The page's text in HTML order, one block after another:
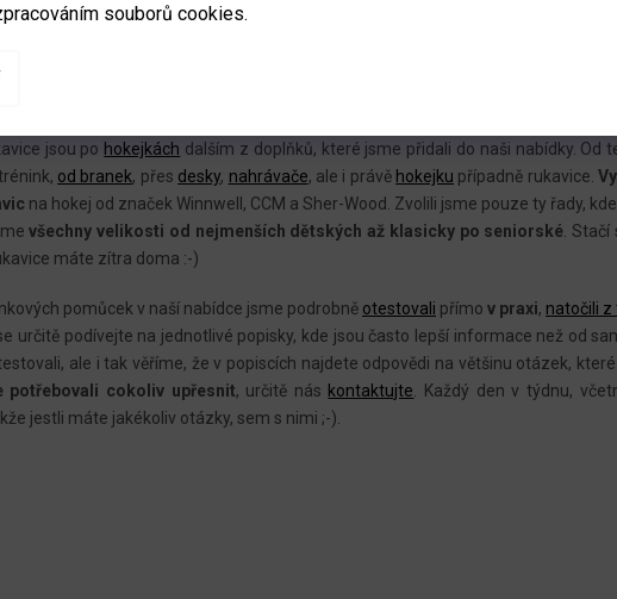
souborů cookies.
DETAIL
V
L
Á
D
C
Í
P
R
jsou po hokejkách dalším z doplňků, které jsme přidali do naši nabídky. Od
od branek, přes desky, nahrávače, ale i právě hokejku případně rukavice.
na hokej od značek Winnwell, CCM a Sher-Wood. Zvolili jsme pouze ty řady,
všechny velikosti od nejmenších dětských až klasicky po seniorské .
máte zítra doma :-)
pomůcek v naší nabídce jsme podrobně otestovali přímo v praxi, natočili z
určitě podívejte na jednotlivé popisky, kde jsou často lepší informace než od
ale i tak věříme, že v popiscích najdete odpovědi na většinu otázek,
potřebovali cokoliv upřesnit, určitě nás kontaktujte
Každý den v týdnu,
jestli máte jakékoliv otázky, sem s nimi ;-).